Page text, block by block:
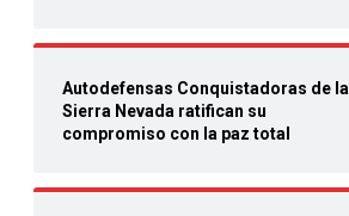
Autodefensas Conquistadoras de la
Sierra Nevada ratifican su
compromiso con la paz total